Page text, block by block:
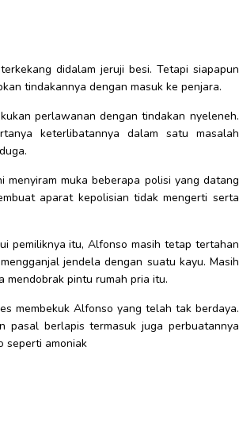
didalam jeruji besi. Tetapi siapapun
tindakannya dengan masuk ke penjara.
perlawanan dengan tindakan nyeleneh.
keterlibatannya dalam satu masalah
menyiram muka beberapa polisi yang datang
aparat kepolisian tidak mengerti serta
pemiliknya itu, Alfonso masih tetap tertahan
jendela dengan suatu kayu. Masih
mendobrak pintu rumah pria itu.
membekuk Alfonso yang telah tak berdaya.
berlapis termasuk juga perbuatannya
seperti amoniak